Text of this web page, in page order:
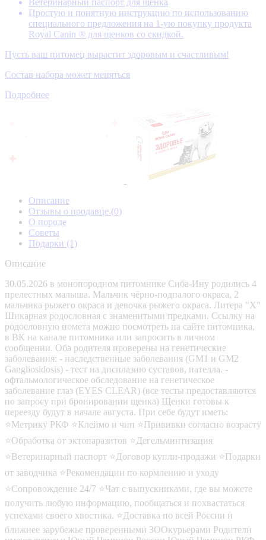
Простую и понятную инструкцию по использованию
специального предложения на 1-ую покупку продукта
Royal Canin ® для щенков со скидкой.
Пусть ваш питомец вырастит здоровым и счастливым!
Состав набора может меняться
Подробнее
Описание
Отзывы о продавце (0)
О породе
Советы
Подарки (1)
Описание
30.05.2026 в монопородном питомнике Сиба-Ину родились 4
прелестных малыша. Мальчик чёрно-подпалого окраса, 2
мальчика рыжего окраса и девочка рыжего окраса. Литера "Х"
Шикарная родословная с знаменитыми предками. Ссылку на
родословную помета можно посмотреть на сайте питомника,
в ВК на канале питомника или запросить в личном
сообщении. Оба родителя проверены на генетические
заболевания: - наследственные заболевания (GM1 и GM2
Gangliosidosis) - тест на дисплазию суставов, пателла. -
офтальмологическое обследование на генетическое
заболевание глаз (EYES CLEAR) (все тесты предоставляются
по запросу при бронировании щенка) Щенки готовы к
переезду будут в начале августа. При себе будут иметь:
⭐Метрику РКФ ⭐Клеймо и чип ⭐Прививки согласно возрасту
⭐Обработка от эктопаразитов ⭐Дегельминтизация
⭐Ветеринарный паспорт ⭐Договор купли-продажи ⭐Подарки
от заводчика ⭐Рекомендации по кормлению и уходу
⭐Сопровождение 24/7 ⭐Чат с выпускниками, где вы можете
получить любую информацию, пообщаться и похвастаться
успехами своего хвостика. ⭐Доставка по всей России и
ближнее зарубежье проверенными ЗООкурьерами Родители